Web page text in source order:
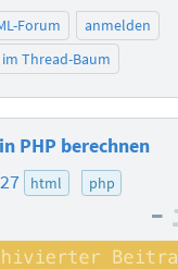
Forum
anmelden
Thread-Baum
PHP berechnen
html php
–